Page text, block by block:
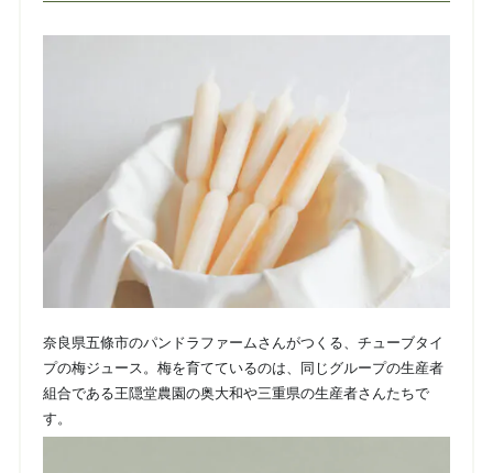
奈良県五條市のパンドラファームさんがつくる、チューブタイ
プの梅ジュース。 梅を育てているのは、同じグループの生産者
組合である王隠堂農園の奥大和や三重県の生産者さんたちで
す。